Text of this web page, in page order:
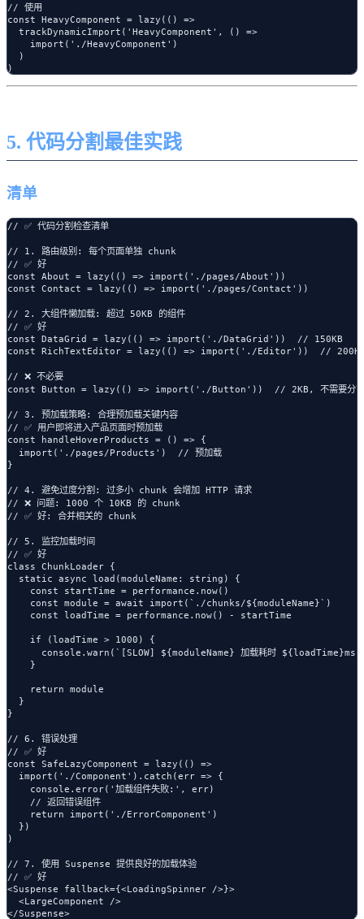
// 使用
const HeavyComponent = lazy(() =>
  trackDynamicImport('HeavyComponent', () =>
    import('./HeavyComponent')
  )
5. 代码分割最佳实践
清单
// ✅ 代码分割检查清单
// 1. 路由级别: 每个页面单独 chunk
// ✅ 好
const About = lazy(() => import('./pages/About'))
const Contact = lazy(() => import('./pages/Contact'))
// 2. 大组件懒加载: 超过 50KB 的组件
// ✅ 好
const DataGrid = lazy(() => import('./DataGrid'))  // 150KB
const RichTextEditor = lazy(() => import('./Editor'))  //
// ❌ 不必要
const Button = lazy(() => import('./Button'))  // 2KB, 不需要分割
// 3. 预加载策略: 合理预加载关键内容
// ✅ 用户即将进入产品页面时预加载
const handleHoverProducts = () => {
  import('./pages/Products')  // 预加载
}
// 4. 避免过度分割: 过多小 chunk 会增加 HTTP 请求
// ❌ 问题: 1000 个 10KB 的 chunk
// ✅ 好: 合并相关的 chunk
// 5. 监控加载时间
// ✅ 好
class ChunkLoader {
  static async load(moduleName: string) {
    const startTime = performance.now()
    const module = await import(`./chunks/${moduleName}`)
    const loadTime = performance.now() - startTime
    if (loadTime > 1000) {
console.warn(`[SLOW] ${moduleName} 加载耗时
    }
    return module
  }
}
// 6. 错误处理
// ✅ 好
const SafeLazyComponent = lazy(() =>
  import('./Component').catch(err => {
    console.error('加载组件失败:', err)
    // 返回错误组件
    return import('./ErrorComponent')
  })
)
// 7. 使用 Suspense 提供良好的加载体验
// ✅ 好
<Suspense fallback={<LoadingSpinner />}>
  <LargeComponent />